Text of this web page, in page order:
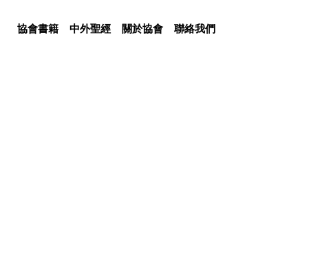
協會書籍 中外聖經 關於協會 聯絡我們